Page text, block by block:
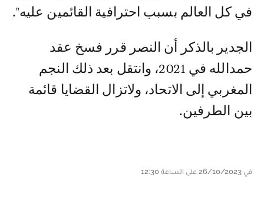
في كل العالم بسبب احترافية القائمين عليه".
الجدير بالذكر أن النصر قرر فسخ عقد
حمدالله في 2021، وانتقل بعد ذلك النجم
المغربي إلى الاتحاد، ولاتزال القضايا قائمة
بين الطرفين.
في 26/10/2023 على الساعة 12:30